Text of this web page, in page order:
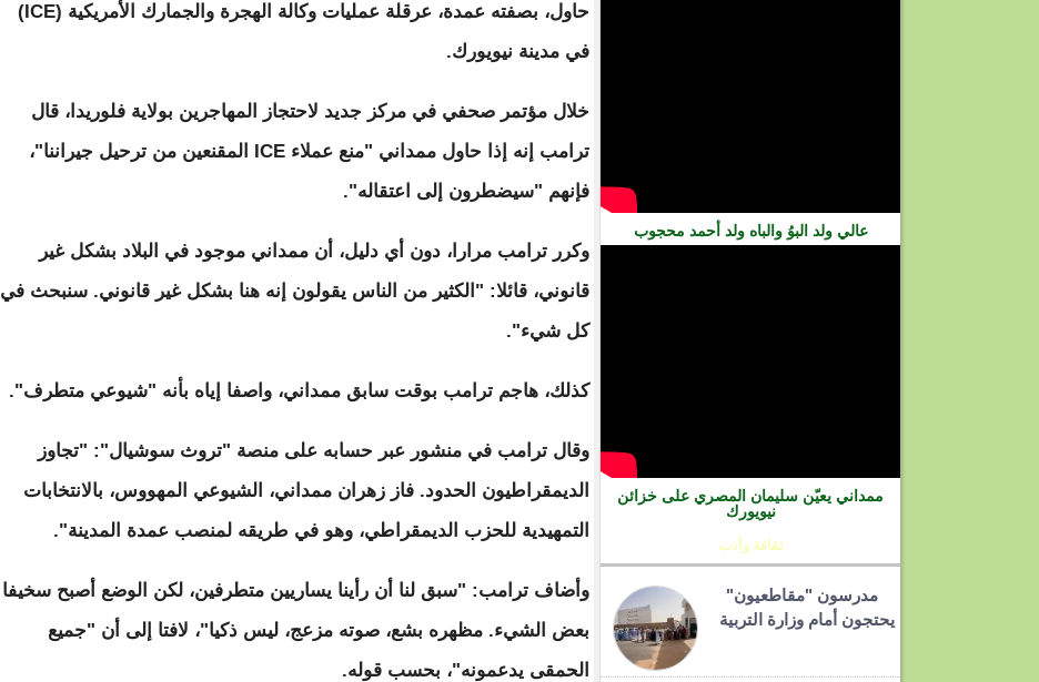
عالي ولد البوُ والباه ولد أحمد محجوب
ممداني يعيّن سليمان المصري على خزائن
نيويورك
ثقافة وأدب
مدرسون "مقاطعيون"
يحتجون أمام وزارة التربية
حاول، بصفته عمدة، عرقلة عمليات وكالة الهجرة والجمارك الأمريكية (ICE)
في مدينة نيويورك.
خلال مؤتمر صحفي في مركز جديد لاحتجاز المهاجرين بولاية فلوريدا، قال
ترامب إنه إذا حاول ممداني "منع عملاء ICE المقنعين من ترحيل جيراننا"،
فإنهم "سيضطرون إلى اعتقاله".
وكرر ترامب مرارا، دون أي دليل، أن ممداني موجود في البلاد بشكل غير
قانوني، قائلا: "الكثير من الناس يقولون إنه هنا بشكل غير قانوني. سنبحث في
كل شيء".
كذلك، هاجم ترامب بوقت سابق ممداني، واصفا إياه بأنه "شيوعي متطرف".
وقال ترامب في منشور عبر حسابه على منصة "تروث سوشيال": "تجاوز
الديمقراطيون الحدود. فاز زهران ممداني، الشيوعي المهووس، بالانتخابات
التمهيدية للحزب الديمقراطي، وهو في طريقه لمنصب عمدة المدينة".
وأضاف ترامب: "سبق لنا أن رأينا يساريين متطرفين، لكن الوضع أصبح سخيفا
بعض الشيء. مظهره بشع، صوته مزعج، ليس ذكيا"، لافتا إلى أن "جميع
الحمقى يدعمونه"، بحسب قوله.